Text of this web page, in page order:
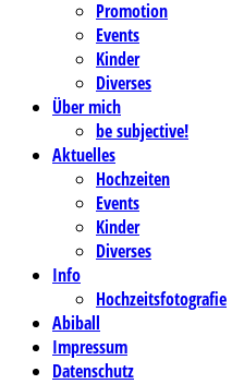
Promotion
Events
Kinder
Diverses
Über mich
be subjective!
Aktuelles
Hochzeiten
Events
Kinder
Diverses
Info
Hochzeitsfotografie
Abiball
Impressum
Datenschutz